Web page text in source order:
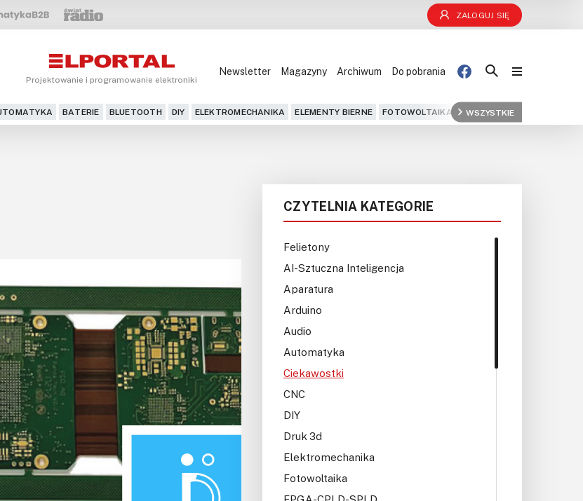
ZALOGUJ SIĘ
Projektowanie i programowanie elektroniki
Newsletter Magazyny Archiwum Do pobrania
BATERIE BLUETOOTH DIY ELEKTROMECHANIKA ELEMENTY BIERNE FOTOWOLTAIKA FPGA GPS
WSZYSTKIE
Blog
DIY+
Kontakt
Newsletter
Do pobrania
CZYTELNIA KATEGORIE
Felietony
AI-Sztuczna Inteligencja
Aparatura
Arduino
Audio
Automatyka
Ciekawostki
CNC
DIY
Druk 3d
Elektromechanika
Fotowoltaika